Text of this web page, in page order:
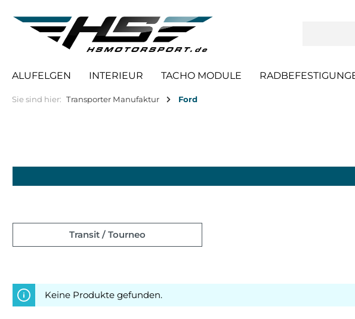
ALUFELGEN INTERIEUR TACHO MODULE
Sie sind hier: Transporter Manufaktur Ford
Transit / Tourneo
Keine Produkte gefunden.